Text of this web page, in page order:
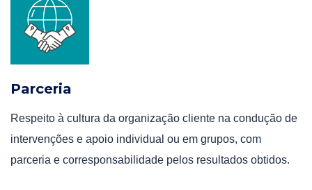
Parceria
Respeito à cultura da organização cliente na condução de
intervenções e apoio individual ou em grupos, com
parceria e corresponsabilidade pelos resultados obtidos.